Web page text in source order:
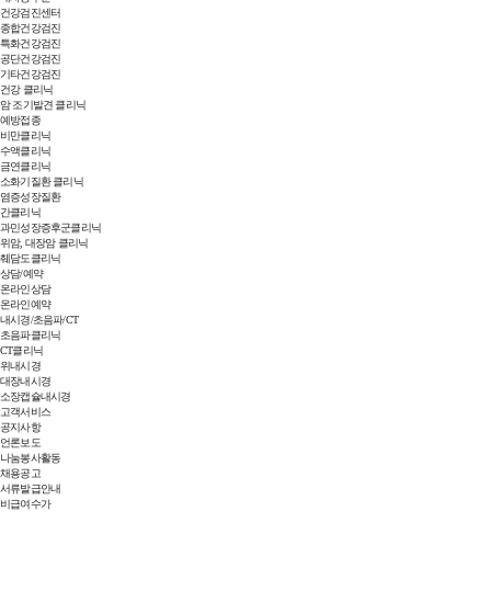
건강검진센터
종합건강검진
특화건강검진
공단건강검진
기타건강검진
건강 클리닉
암 조기발견 클리닉
예방접종
비만클리닉
수액클리닉
금연클리닉
소화기질환 클리닉
염증성장질환
간클리닉
과민성장증후군클리닉
위암, 대장암 클리닉
췌담도클리닉
상담/예약
온라인상담
온라인예약
내시경/초음파/CT
초음파클리닉
CT클리닉
위내시경
대장내시경
소장캡슐내시경
고객서비스
공지사항
언론보도
나눔봉사활동
채용공고
서류발급안내
비급여수가